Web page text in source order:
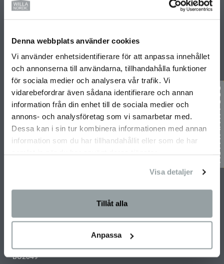
Denna webbplats använder cookies
Vi använder enhetsidentifierare för att anpassa innehållet
och annonserna till användarna, tillhandahålla funktioner
för sociala medier och analysera vår trafik. Vi
vidarebefordrar även sådana identifierare och annan
information från din enhet till de sociala medier och
annons- och analysföretag som vi samarbetar med.
Dessa kan i sin tur kombinera informationen med annan
information som du har tillhandahållit eller som de har
Visa detaljer
Tillåt alla
Anpassa
SNABBLÄNKAR
Integritetspolicy
BO2049
Prenumerera